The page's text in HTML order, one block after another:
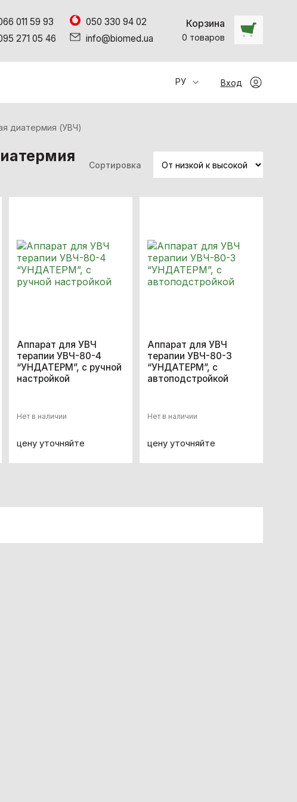
011 59 93
050 330 94 02
271 05 46
info@biomed.ua
Корзина
0 товаров
РУ Вход
диатермия (УВЧ)
Сортировка
Аппарат для УВЧ
терапии УВЧ-80-4
“УНДАТЕРМ”, с ручной
настройкой
Нет в наличии
цену уточняйте
Аппарат для УВЧ
терапии УВЧ-80-3
“УНДАТЕРМ”, с
автоподстройкой
Нет в наличии
цену уточняйте